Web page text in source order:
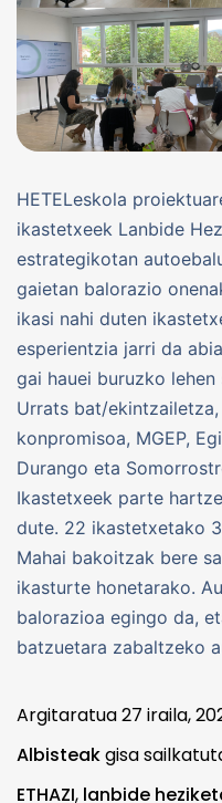
HETELeskola
ikastetxeek Lanbide
estrategikotan
gaietan balorazio
ikasi nahi duten
esperientzia jarri da
gai hauei buruzko
Urrats bat/
konpromisoa, MGEP,
Durango eta
Ikastetxeek parte
dute. 22 ikastetxetako
Mahai bakoitzak bere
ikasturte honetarako.
balorazioa egingo da,
batzuetara zabaltzeko
Argitaratua27 iraila,
Albisteakgisa
ETHAZI, lanbide